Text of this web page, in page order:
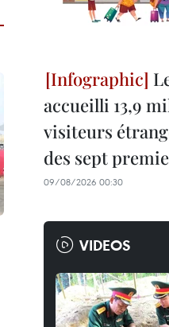
accueilli 13,9
visiteurs
des sept
09/08/2026 00:30
VIDEOS